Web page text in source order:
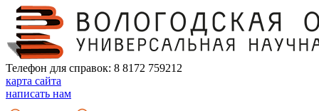
Телефон для справок: 8 8172 759212
карта сайта
написать нам